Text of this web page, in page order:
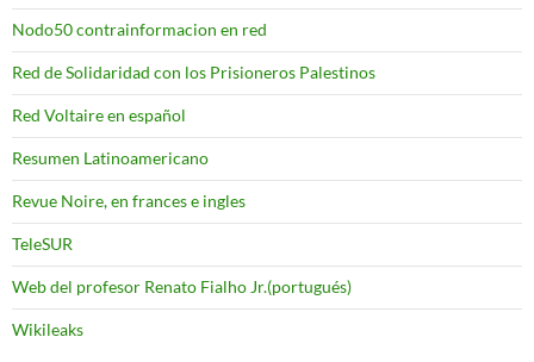
Nodo50 contrainformacion en red
Red de Solidaridad con los Prisioneros Palestinos
Red Voltaire en español
Resumen Latinoamericano
Revue Noire, en frances e ingles
TeleSUR
Web del profesor Renato Fialho Jr.(portugués)
Wikileaks